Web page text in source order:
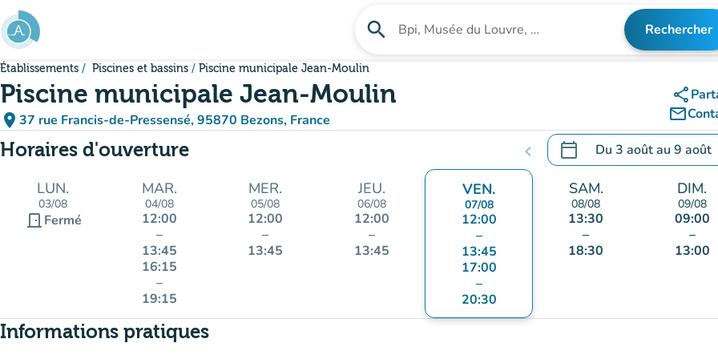
Aller au contenu principal
search Rechercher un établissement Rechercher
Établissements Piscines et bassins Piscine municipale Jean-Moulin
Piscine municipale Jean-Moulin
place 37 rue Francis-de-Pressensé, 95870 Bezons, France
(ouvrir dans Google Maps)
(nouvel onglet)
share
mail_outline
Horaires d'ouverture chevron_left calendar_today Du 3 aoûtau 9 août
.Ouvrir le calendrier pour
LUN.
03/08
door_front Fermé
MAR.
04/08
12:00
–
13:45
16:15
–
19:15
MER.
05/08
12:00
–
13:45
JEU.
06/08
12:00
–
13:45
VEN.
07/08
12:00
–
13:45
17:00
–
20:30
SAM.
08/08
13:30
–
18:30
DIM.
09/08
09:00
–
13:00
Informations pratiques